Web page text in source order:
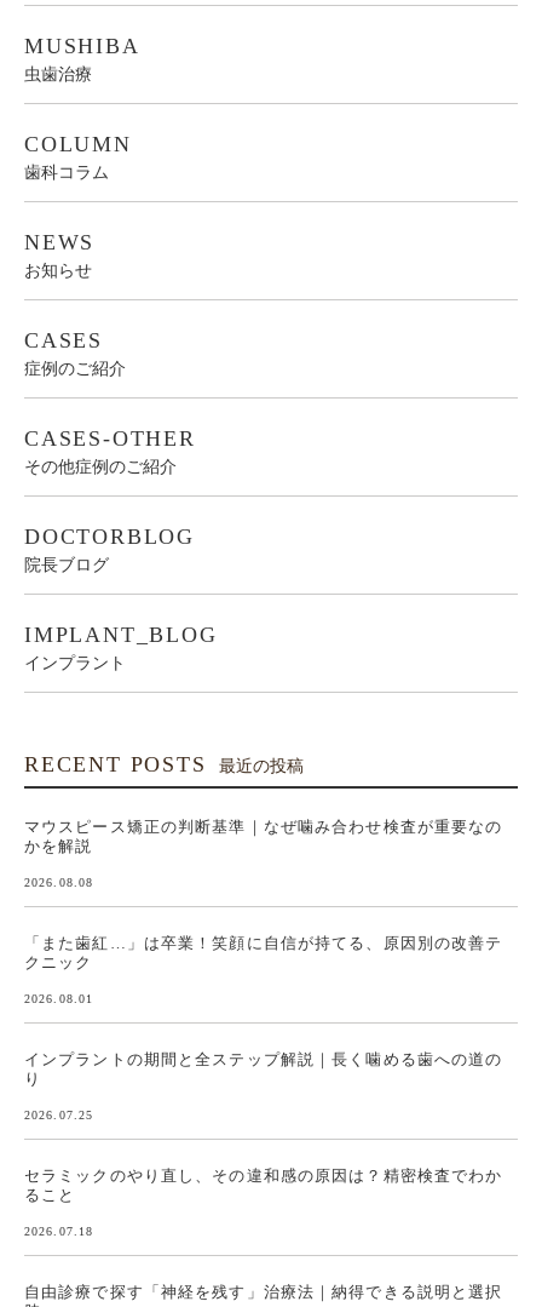
MUSHIBA
虫歯治療
COLUMN
歯科コラム
NEWS
お知らせ
CASES
症例のご紹介
CASES-OTHER
その他症例のご紹介
DOCTORBLOG
院長ブログ
IMPLANT_BLOG
インプラント
RECENT POSTS 最近の投稿
マウスピース矯正の判断基準｜なぜ噛み合わせ検査が重要なの
かを解説
2026.08.08
「また歯紅…」は卒業！笑顔に自信が持てる、原因別の改善テ
クニック
2026.08.01
インプラントの期間と全ステップ解説｜長く噛める歯への道の
り
2026.07.25
セラミックのやり直し、その違和感の原因は？精密検査でわか
ること
2026.07.18
自由診療で探す「神経を残す」治療法｜納得できる説明と選択